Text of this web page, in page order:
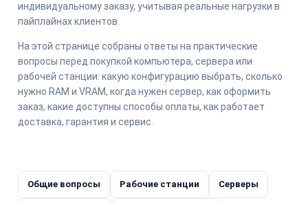
индивидуальному заказу, учитывая реальные нагрузки в
пайплайнах клиентов.
На этой странице собраны ответы на практические
вопросы перед покупкой компьютера, сервера или
рабочей станции: какую конфигурацию выбрать, сколько
нужно RAM и VRAM, когда нужен сервер, как оформить
заказ, какие доступны способы оплаты, как работает
доставка, гарантия и сервис.
Общие вопросы Рабочие станции Серверы